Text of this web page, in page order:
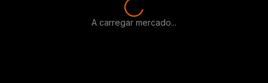
A carregar mercado...